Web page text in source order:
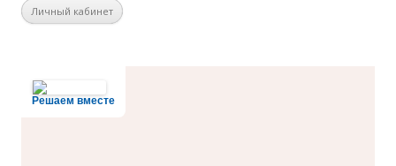
Личный кабинет
Решаем вместе